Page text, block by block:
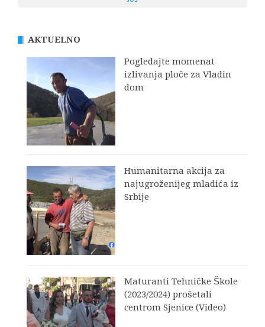
AKTUELNO
Pogledajte momenat
izlivanja ploče za Vladin
dom
Humanitarna akcija za
najugroženijeg mladića iz
Srbije
Maturanti Tehničke Škole
(2023/2024) prošetali
centrom Sjenice (Video)